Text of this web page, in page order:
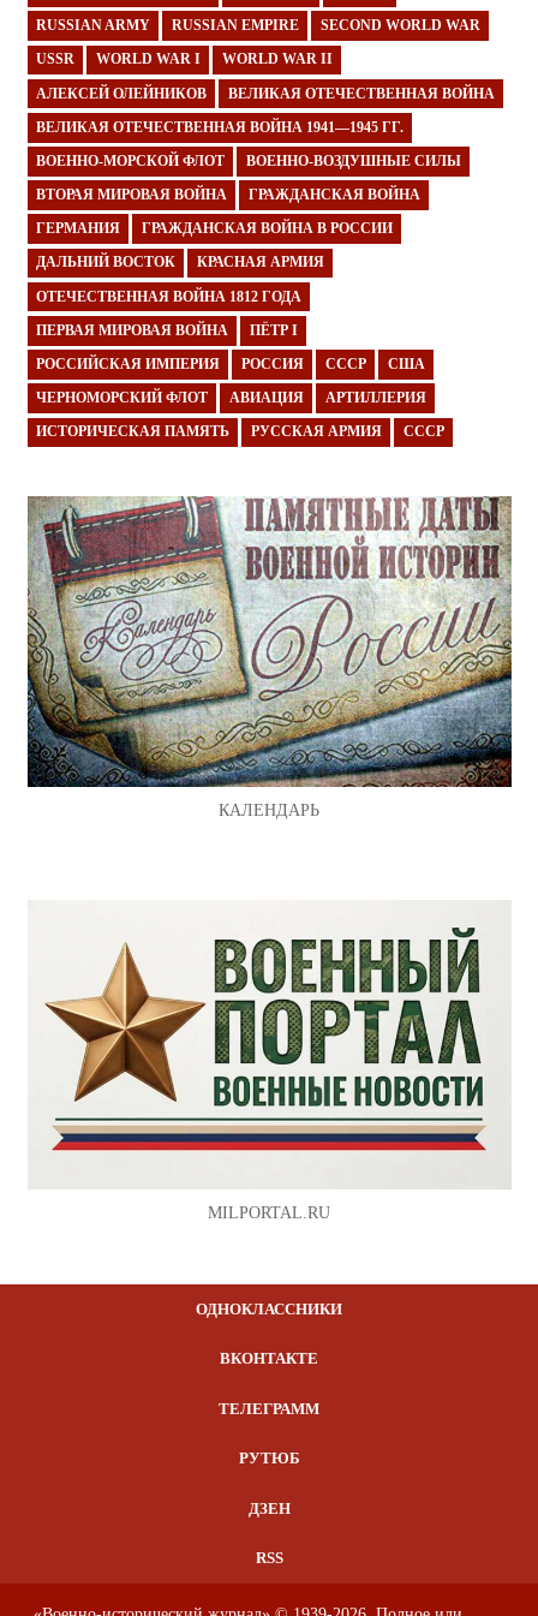
RUSSIAN ARMY RUSSIAN EMPIRE SECOND WORLD WAR
USSR WORLD WAR I WORLD WAR II
АЛЕКСЕЙ ОЛЕЙНИКОВ ВЕЛИКАЯ ОТЕЧЕСТВЕННАЯ ВОЙНА
ВЕЛИКАЯ ОТЕЧЕСТВЕННАЯ ВОЙНА 1941—1945 ГГ.
ВОЕННО-МОРСКОЙ ФЛОТ ВОЕННО-ВОЗДУШНЫЕ СИЛЫ
ВТОРАЯ МИРОВАЯ ВОЙНА ГРАЖДАНСКАЯ ВОЙНА
ГЕРМАНИЯ ГРАЖДАНСКАЯ ВОЙНА В РОССИИ
ДАЛЬНИЙ ВОСТОК КРАСНАЯ АРМИЯ
ОТЕЧЕСТВЕННАЯ ВОЙНА 1812 ГОДА
ПЕРВАЯ МИРОВАЯ ВОЙНА ПЁТР I
РОССИЙСКАЯ ИМПЕРИЯ РОССИЯ СССР США
ЧЕРНОМОРСКИЙ ФЛОТ АВИАЦИЯ АРТИЛЛЕРИЯ
ИСТОРИЧЕСКАЯ ПАМЯТЬ РУССКАЯ АРМИЯ СССР
КАЛЕНДАРЬ
MILPORTAL.RU
ОДНОКЛАССНИКИ
ВКОНТАКТЕ
ТЕЛЕГРАММ
РУТЮБ
ДЗЕН
RSS